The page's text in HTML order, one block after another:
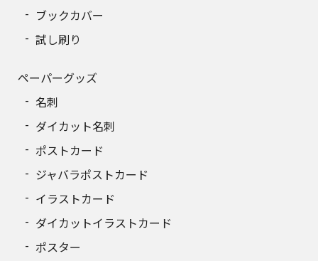
250
260
270
290
300
310
320
ブックカバー
試し刷り
ペーパーグッズ
名刺
ダイカット名刺
ポストカード
ジャバラポストカード
イラストカード
ダイカットイラストカード
ポスター